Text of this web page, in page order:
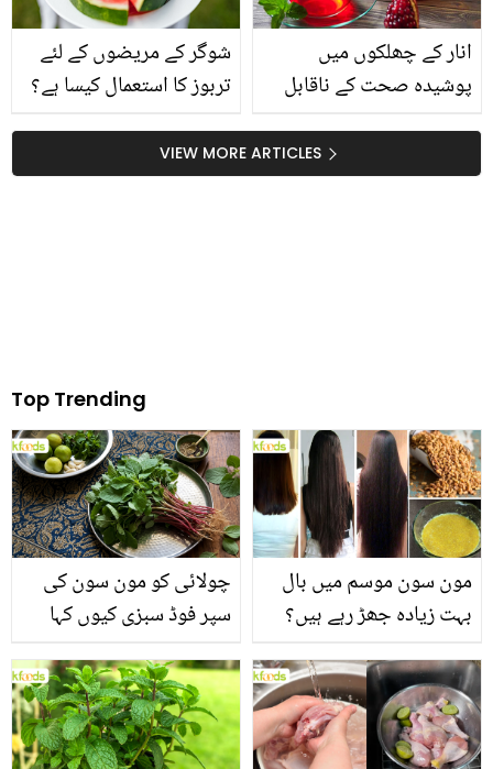
شوگر کے مریضوں کے لئے
تربوز کا استعمال کیسا ہے؟
انار کے چھلکوں میں
پوشیدہ صحت کے ناقابل
VIEW MORE ARTICLES
Top Trending
چولائی کو مون سون کی
سپر فوڈ سبزی کیوں کہا
منرلز اور اینٹی آکسیڈنٹس
سے بھرپور اس سبزی کے
فائدے
مون سون موسم میں بال
بہت زیادہ جھڑ رہے ہیں؟
بنانے کے چند قدرتی طریقے